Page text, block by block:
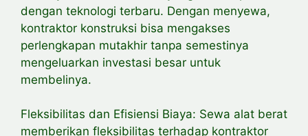
dengan teknologi terbaru. Dengan menyewa,
kontraktor konstruksi bisa mengakses
perlengkapan mutakhir tanpa semestinya
mengeluarkan investasi besar untuk
membelinya.
Fleksibilitas dan Efisiensi Biaya: Sewa alat berat
memberikan fleksibilitas terhadap kontraktor